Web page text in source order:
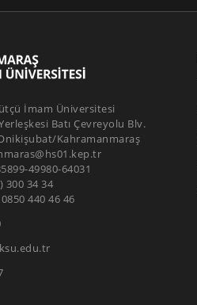
İmam Üniversitesi
Batı Çevreyolu Blv.
Kahramanmaraş
49980-64031
300 34 34
0850 440 46 46